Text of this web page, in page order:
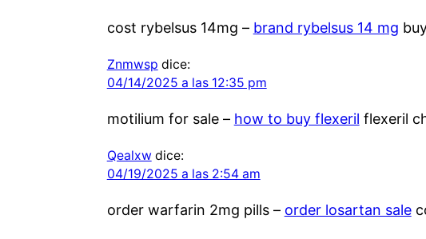
cost rybelsus 14mg – brand rybelsus 14 mg
Znmwsp dice:
04/14/2025 a las 12:35 pm
motilium for sale – how to buy flexeril flexeril
Qealxw dice:
04/19/2025 a las 2:54 am
order warfarin 2mg pills – order losartan sale